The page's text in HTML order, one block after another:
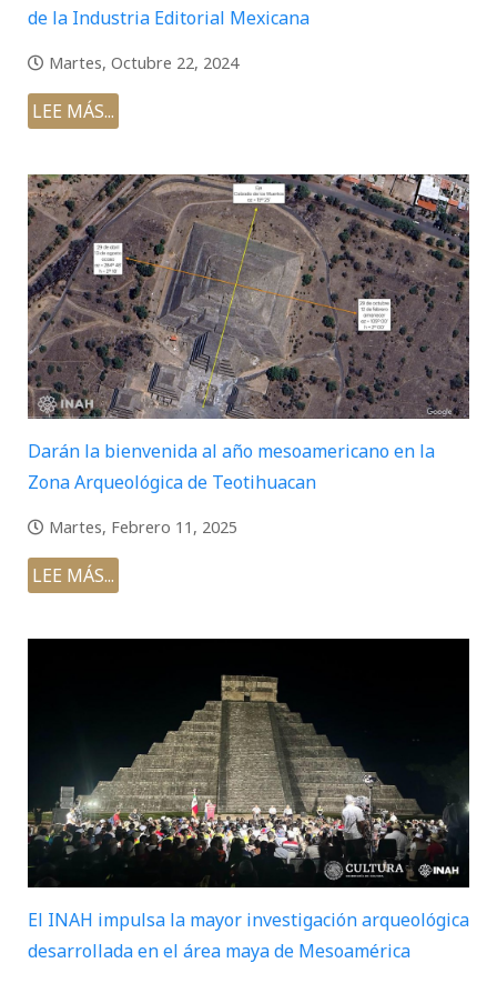
de la Industria Editorial Mexicana
Martes, Octubre 22, 2024
LEE MÁS...
Darán la bienvenida al año mesoamericano en la
Zona Arqueológica de Teotihuacan
Martes, Febrero 11, 2025
LEE MÁS...
El INAH impulsa la mayor investigación arqueológica
desarrollada en el área maya de Mesoamérica